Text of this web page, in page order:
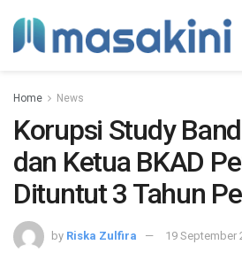
Home News
Korupsi Study
dan Ketua BKAD
Dituntut 3 Tahun
by Riska Zulfira 19 September